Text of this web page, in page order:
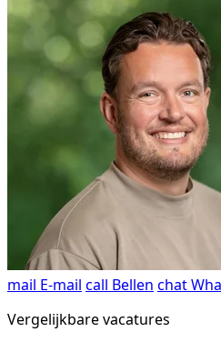
mail E-mail call Bellen chat
Vergelijkbare vacatures